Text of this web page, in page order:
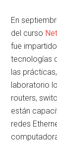
En
del curso
fue
tecnologías
las
laboratorio
routers,
están
redes